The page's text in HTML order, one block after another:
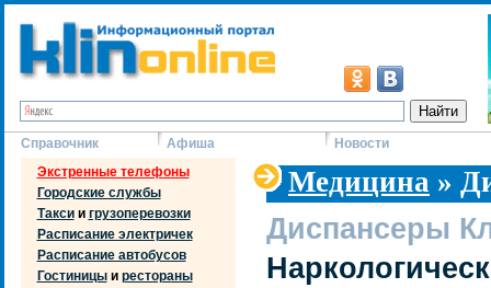
Справочник Афиша
Новости
Экстренные телефоны
Городские службы
Таксии грузоперевозки
Расписание электричек
Расписание автобусов
Гостиницыи рестораны
Медицина »
Диспансеры